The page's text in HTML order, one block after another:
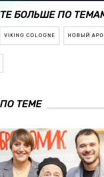
БОЛЬШЕ ПО
VIKING COLOGNE НОВЫЙ
ТЕМЕ